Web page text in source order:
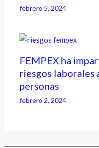
febrero 5, 2024
FEMPEX ha
riesgos laborales
personas
febrero 2, 2024